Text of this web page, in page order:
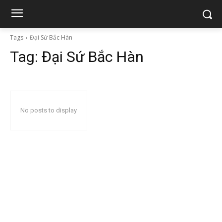
Tags Đại Sứ Bắc Hàn
Tag: Đại Sứ Bắc Hàn
No posts to display